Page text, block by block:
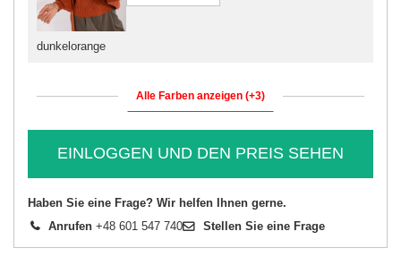
dunkelorange
Alle Farben anzeigen (+3)
EINLOGGEN UND DEN PREIS SEHEN
Haben Sie eine Frage? Wir helfen Ihnen gerne.
Anrufen +48 601 547 740 Stellen Sie eine Frage